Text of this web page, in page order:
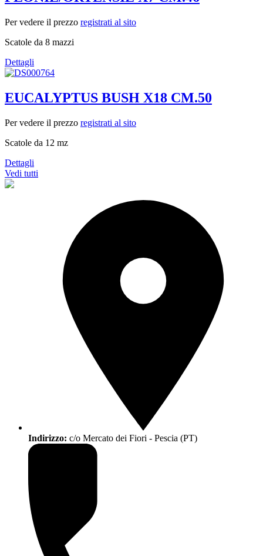
Per vedere il prezzo registrati al sito
Scatole da 8 mazzi
Dettagli
EUCALYPTUS BUSH X18 CM.50
Per vedere il prezzo registrati al sito
Scatole da 12 mz
Dettagli
Vedi tutti
Indirizzo: c/o Mercato dei Fiori - Pescia (PT)